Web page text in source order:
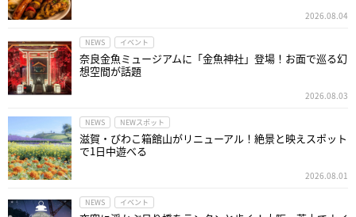
2026.08.04
NEWS イベント
奈良金魚ミュージアムに「金魚神社」登場！お面で巡る幻
想空間が話題
2026.08.03
NEWS NEWスポット
滋賀・びわこ箱館山がリニューアル！絶景と映えスポット
で1日中遊べる
2026.08.01
NEWS イベント